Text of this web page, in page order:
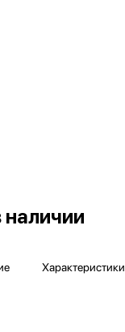
наличии
Характеристики